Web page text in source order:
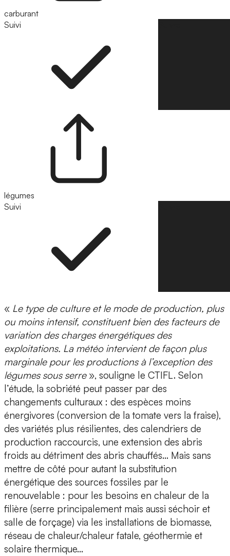
carburant
Suivi
légumes
Suivi
« Le type de culture et le mode de production, plus
ou moins intensif, constituent bien des facteurs de
variation des charges énergétiques des
exploitations. La météo intervient de façon plus
marginale pour les productions à l’exception des
légumes sous serre», souligne le CTIFL. Selon
l’étude, la sobriété peut passer par des
changements culturaux : des espèces moins
énergivores (conversion de la tomate vers la fraise),
des variétés plus résilientes, des calendriers de
production raccourcis, une extension des abris
froids au détriment des abris chauffés… Mais sans
mettre de côté pour autant la substitution
énergétique des sources fossiles par le
renouvelable : pour les besoins en chaleur de la
filière (serre principalement mais aussi séchoir et
salle de forçage) via les installations de biomasse,
réseau de chaleur/chaleur fatale, géothermie et
solaire thermique…